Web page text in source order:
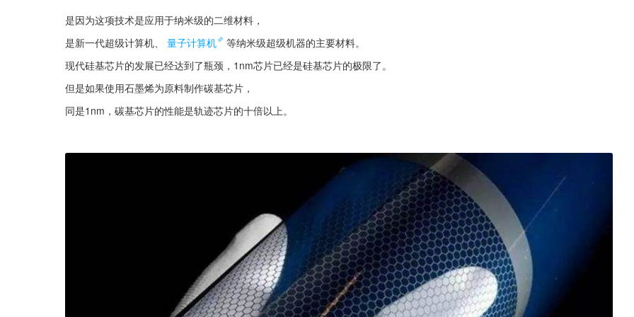
是因为这项技术是应用于纳米级的二维材料，
是新一代超级计算机、
量子计算机
等纳米级超级机器的主要材料。
现代硅基芯片的发展已经达到了瓶颈，1nm芯片已经是硅基芯片的极限了。
但是如果使用石墨烯为原料制作碳基芯片，
同是1nm，碳基芯片的性能是轨迹芯片的十倍以上。